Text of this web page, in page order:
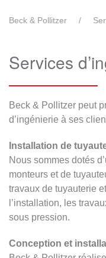
Beck & Pollitzer
Services
Beck & Pollitzer peut
d’ingénierie à ses
Installation de
Nous sommes dotés
monteurs et de
travaux de tuyauterie
l’installation, les
sous pression.
Conception et